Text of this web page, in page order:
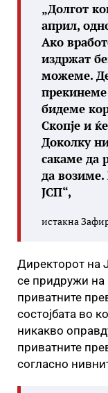
„Долгот
април,
Ако
издржат
можеме.
бидеме
Скопје и
Доколку
сакаме да
да
ЈСП“,
истакна
Директорот на
се придружи на
приватните
состојбата во
никакво
приватните
согласно